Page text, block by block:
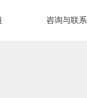
咨询与联系